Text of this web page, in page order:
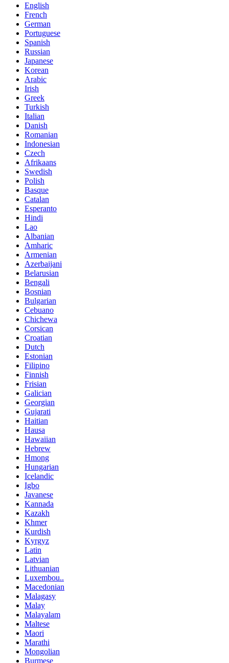
English
French
German
Portuguese
Spanish
Russian
Japanese
Korean
Arabic
Irish
Greek
Turkish
Italian
Danish
Romanian
Indonesian
Czech
Afrikaans
Swedish
Polish
Basque
Catalan
Esperanto
Hindi
Lao
Albanian
Amharic
Armenian
Azerbaijani
Belarusian
Bengali
Bosnian
Bulgarian
Cebuano
Chichewa
Corsican
Croatian
Dutch
Estonian
Filipino
Finnish
Frisian
Galician
Georgian
Gujarati
Haitian
Hausa
Hawaiian
Hebrew
Hmong
Hungarian
Icelandic
Igbo
Javanese
Kannada
Kazakh
Khmer
Kurdish
Kyrgyz
Latin
Latvian
Lithuanian
Luxembou..
Macedonian
Malagasy
Malay
Malayalam
Maltese
Maori
Marathi
Mongolian
Burmese